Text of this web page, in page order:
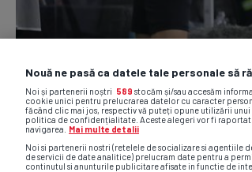
Nouă ne pasă ca datele tale personale să
Noi și partenerii noștri 589 stocăm și/sau accesăm
cookie unici pentru prelucrarea datelor cu caracter
făcând clic mai jos, respectiv vă puteți opune utilizării
politica de confidențialitate. Aceste alegeri vor fi
navigarea.
Mai multe detalii
Noi si partenerii nostri (retelele de socializare si agentiile
de servicii de date analitice) prelucram date pentru a
continutul si anunturile publicitare afisate in functie de